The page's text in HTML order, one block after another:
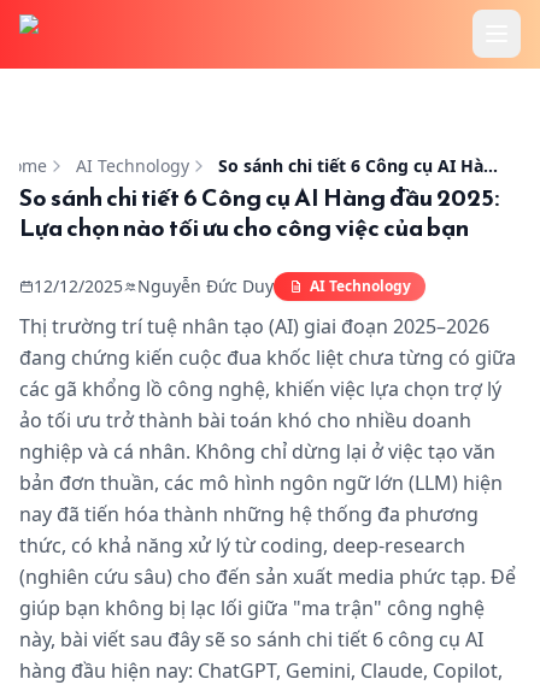
Features
Cookbook
Pricing
Tutorials
Blog
Login
Home AI Technology So sánh chi tiết 6 Công cụ AI Hàng đầu 2025: Lựa chọn nào tối ưu cho công việc của bạn
So sánh chi tiết 6 Công cụ AI Hàng đầu 2025:
Lựa chọn nào tối ưu cho công việc của bạn
12/12/2025 Nguyễn Đức Duy AI Technology
Thị trường trí tuệ nhân tạo (AI) giai đoạn 2025–2026
đang chứng kiến cuộc đua khốc liệt chưa từng có giữa
các gã khổng lồ công nghệ, khiến việc lựa chọn trợ lý
ảo tối ưu trở thành bài toán khó cho nhiều doanh
nghiệp và cá nhân. Không chỉ dừng lại ở việc tạo văn
bản đơn thuần, các mô hình ngôn ngữ lớn (LLM) hiện
nay đã tiến hóa thành những hệ thống đa phương
thức, có khả năng xử lý từ coding, deep-research
(nghiên cứu sâu) cho đến sản xuất media phức tạp. Để
giúp bạn không bị lạc lối giữa "ma trận" công nghệ
này, bài viết sau đây sẽ so sánh chi tiết 6 công cụ AI
hàng đầu hiện nay: ChatGPT, Gemini, Claude, Copilot,